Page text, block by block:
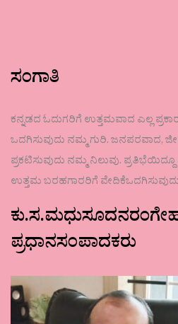
ಸಂಗಾತಿ
ಕನ್ನಡದ ಓದುಗರಿಗೆ ಉತ್ತಮವಾದ ಎಲ್ಲ
ಒದಗಿಸುವುದು ನಮ್ಮ ಗುರಿ. ಜನಪರವಾದ,
ಪ್ರಕಟಿಸುವುದು ನಮ್ಮ ನಿಲುವು.
ಉತ್ತಮ ಬರಹಗಾರರಿಗೆ
ಪ್ರಧಾನಸಂಪಾದಕರು